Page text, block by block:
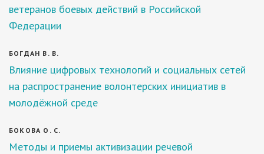
ветеранов боевых действий в Российской
Федерации
БОГДАН В. В.
Влияние цифровых технологий и социальных сетей
на распространение волонтерских инициатив в
молодёжной среде
БОКОВА О. С.
Методы и приемы активизации речевой